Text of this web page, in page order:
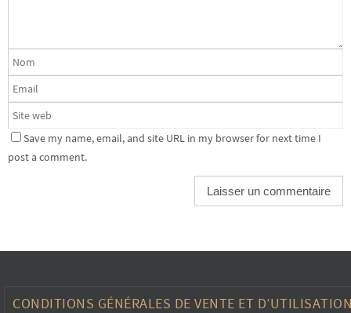
Save my name, email, and site URL in my browser for next time I
post a comment.
CONDITIONS GÉNÉRALES DE VENTE ET